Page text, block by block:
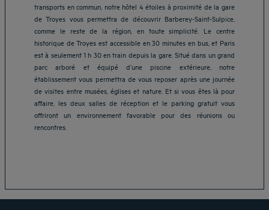
transports en commun, notre hôtel 4 étoiles à proximité de la gare
de Troyes vous permettra de découvrir Barberey-Saint-Sulpice,
comme le reste de la région, en toute simplicité. Le centre
historique de Troyes est accessible en 30 minutes en bus, et Paris
est à seulement 1 h 30 en train depuis la gare. Situé dans un grand
parc arboré et équipé d’une piscine extérieure, notre
établissement vous permettra de vous reposer après une journée
de visites entre musées, églises et nature. Et si vous êtes là pour
affaire, les deux salles de réception et le parking gratuit vous
offriront un environnement favorable pour des réunions ou
rencontres.
Hôtels Aix-les-Bains
Hôtels Marseille
Hôtels Strasbourg
Hôtels Pornic
Hôtels Bangkok
Politique des données personnelles